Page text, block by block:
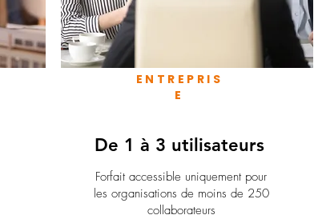
ENTREPRIS
E
De 1 à 3 utilisateurs
Forfait accessible uniquement pour
les organisations de moins de 250
collaborateurs